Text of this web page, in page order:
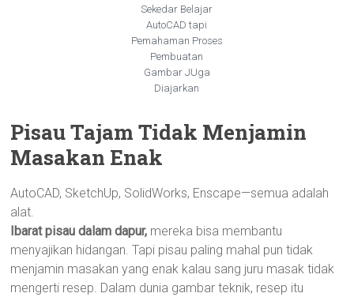
Sekedar Belajar
AutoCAD tapi
Pemahaman Proses
Pembuatan
Gambar JUga
Diajarkan
Pisau Tajam Tidak Menjamin
Masakan Enak
AutoCAD, SketchUp, SolidWorks, Enscape—semua adalah
alat.
Ibarat pisau dalam dapur, mereka bisa membantu
menyajikan hidangan. Tapi pisau paling mahal pun tidak
menjamin masakan yang enak kalau sang juru masak tidak
mengerti resep. Dalam dunia gambar teknik, resep itu